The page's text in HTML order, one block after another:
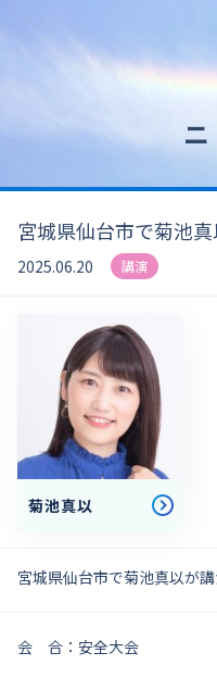
宮城県仙台市で菊池
2025.06.20 講演
菊池真以
宮城県仙台市で菊池真以が講
会 合：安全大会